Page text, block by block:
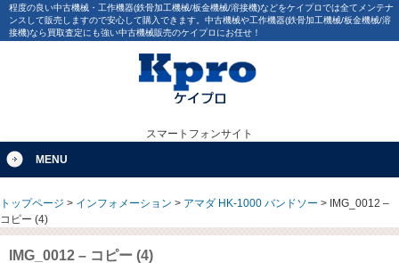
程度の良い中古機械・工作機器(鉄骨加工機械/板金機械/溶接機)などをケイプロでは全てメンテナ
ンスして販売しますので安心して購入できます。中古機械や工作機器(鉄骨加工機械/板金機械/溶
接機)なら買取査定にも強い中古機械販売のケイプロにお任せ！
スマートフォンサイト
MENU
トップページ > インフォメーション > アマダ HK-1000 バンドソー > IMG_0012 –
コピー (4)
IMG_0012 – コピー (4)